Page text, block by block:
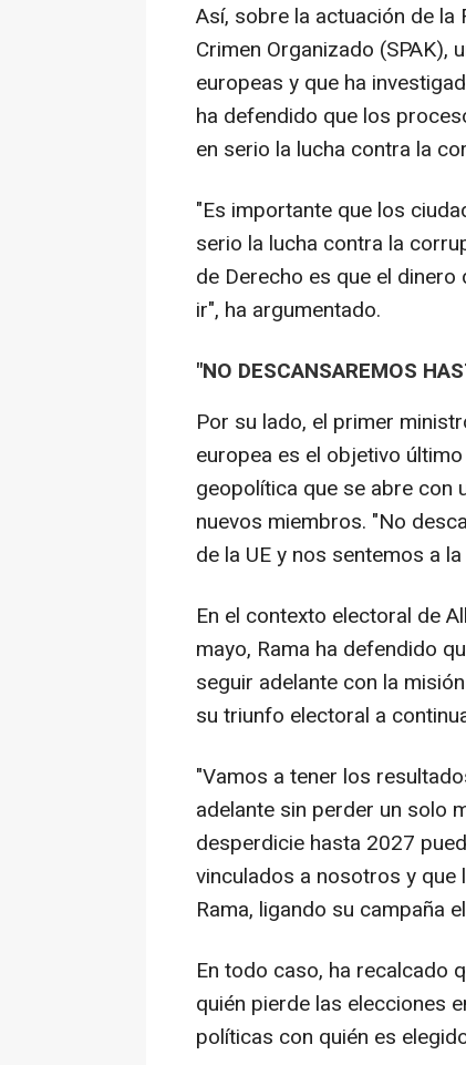
Así, sobre la actuación de la
Crimen Organizado
europeas y que ha
ha defendido que los
en serio la lucha contra la
"Es importante que los
serio la lucha contra la
de Derecho es que el
ir", ha argumentado.
"NO DESCANSAREMOS
Por su lado, el primer
europea es el objetivo
geopolítica que se abre con
nuevos miembros. "No
de la UE y nos sentemos a
En el contexto electoral de
mayo, Rama ha defendido
seguir adelante con la
su triunfo electoral a
"Vamos a tener los
adelante sin perder un solo
desperdicie hasta 2027
vinculados a nosotros y que
Rama, ligando su campaña
En todo caso, ha recalcado
quién pierde las elecciones
políticas con quién es